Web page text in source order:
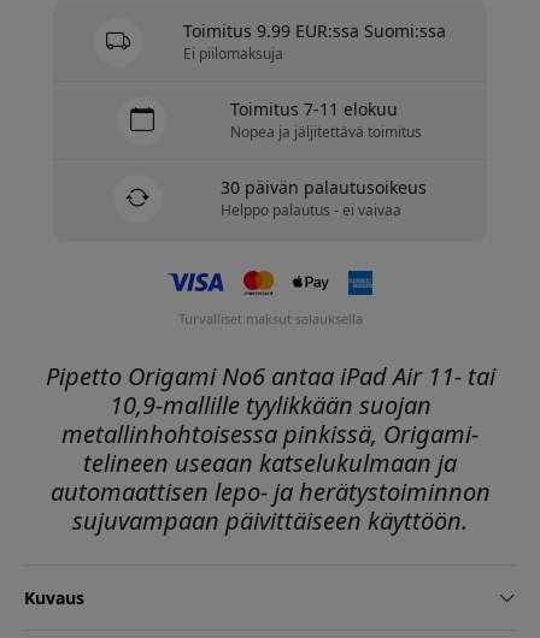
Toimitus 9.99 EUR:ssa Suomi:ssa
Ei piilomaksuja
Toimitus 7-11 elokuu
Nopea ja jäljitettävä toimitus
30 päivän palautusoikeus
Helppo palautus - ei vaivaa
Turvalliset maksut salauksella
Pipetto Origami No6 antaa iPad Air 11- tai
10,9-mallille tyylikkään suojan
metallinhohtoisessa pinkissä, Origami-
telineen useaan katselukulmaan ja
automaattisen lepo- ja herätystoiminnon
sujuvampaan päivittäiseen käyttöön.
Kuvaus